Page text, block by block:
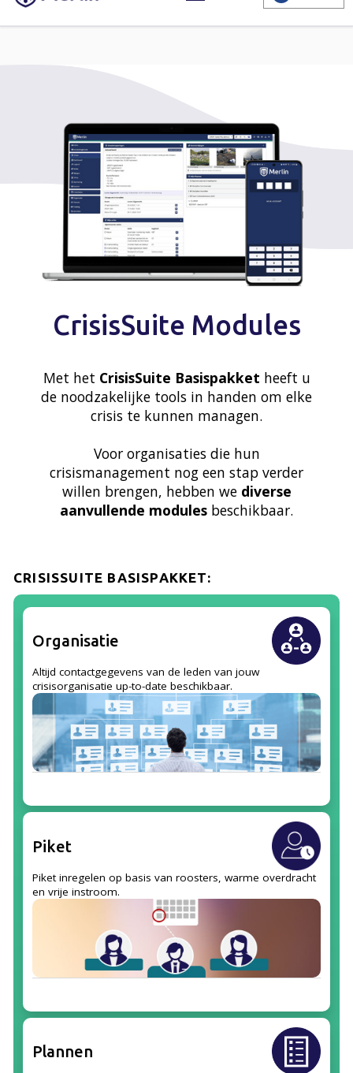
CrisisSuite Modules
Met het CrisisSuite Basispakket heeft u
de noodzakelijke tools in handen om elke
crisis te kunnen managen.
Voor organisaties die hun
crisismanagement nog een stap verder
willen brengen, hebben we diverse
aanvullende modules beschikbaar.
CRISISSUITE BASISPAKKET:
Organisatie
Altijd contactgegevens van de leden van jouw
crisisorganisatie up-to-date beschikbaar.
Piket
Piket inregelen op basis van roosters, warme overdracht
en vrije instroom.
Plannen